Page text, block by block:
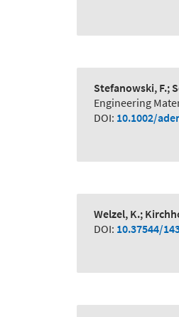
Stefanowski, F.;
Engineering
DOI: 10.1002/
Welzel, K.;
DOI: 10.37544/